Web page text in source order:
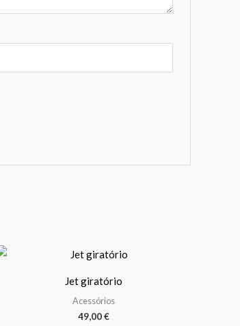
Jet giratório
Acessórios
49,00€